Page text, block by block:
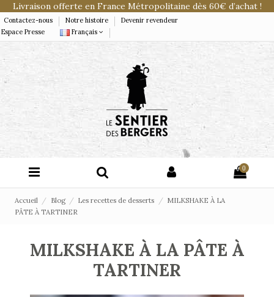
Livraison offerte en France Métropolitaine dès 60€ d’achat !
Contactez-nous Notre histoire
Devenir revendeur
Espace Presse
Français
0
Accueil Blog Les recettes de desserts
MILKSHAKE À LA
PÂTE À TARTINER
MILKSHAKE À LA PÂTE À
TARTINER